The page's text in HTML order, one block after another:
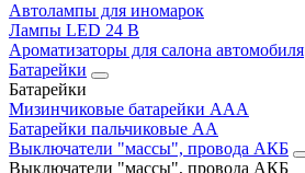
Автолампы для иномарок
Лампы LED 24 B
Ароматизаторы для салона автомобиля
Батарейки
Батарейки
Мизинчиковые батарейки AAA
Батарейки пальчиковые АА
Выключатели "массы", провода АКБ
Выключатели "массы", провода АКБ